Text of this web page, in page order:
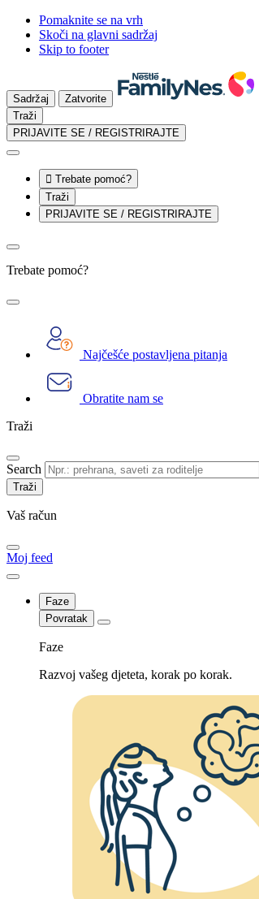
Pomaknite se na vrh
Skoči na glavni sadržaj
Skip to footer
Sadržaj
Zatvorite
Traži
PRIJAVITE SE / REGISTRIRAJTE
 Trebate pomoć?
Traži
PRIJAVITE SE / REGISTRIRAJTE
Trebate pomoć?
Najčešće postavljena pitanja
Obratite nam se
Traži
Search
Vaš račun
Moj feed
Faze
Povratak
Faze
Razvoj vašeg djeteta, korak po korak.